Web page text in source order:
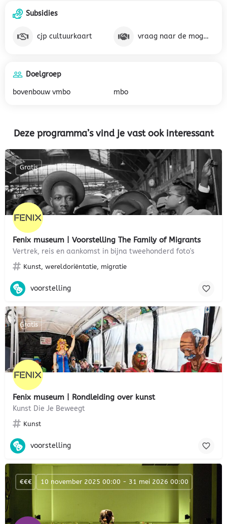
Subsidies
cjp cultuurkaart vraag naar de mogelijkheden
Doelgroep
bovenbouw vmbo mbo
Deze programma’s vind je vast ook interessant
Fenix museum | Voorstelling The Family of Migrants
Vertrek, reis en aankomst in bijna tweehonderd foto's
Kunst, wereldoriëntatie, migratie
Gratis
voorstelling
Fenix museum | Rondleiding over kunst
Kunst Die Je Beweegt
Kunst
Gratis
voorstelling
€€€ 10 november 2025 00:00 - 31 mei 2026 00:00